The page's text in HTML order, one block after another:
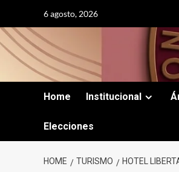
content
6 agosto, 2026
Home Institucional
Elecciones
HOME TURISMO HOTEL